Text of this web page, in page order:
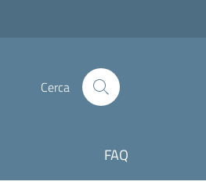
Cerca
FAQ